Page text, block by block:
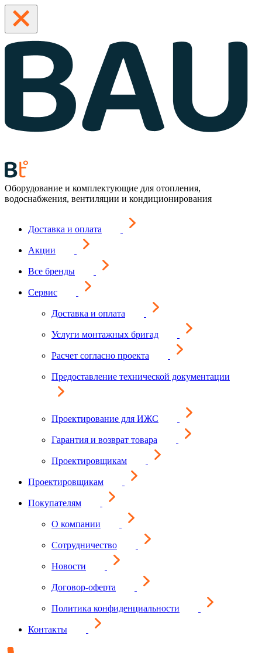
Оборудование и комплектующие для отопления,
водоснабжения, вентиляции и кондиционирования
Доставка и оплата
Акции
Все бренды
Сервис
Доставка и оплата
Услуги монтажных бригад
Расчет согласно проекта
Предоставление технической документации
Проектирование для ИЖС
Гарантия и возврат товара
Проектировщикам
Проектировщикам
Покупателям
О компании
Сотрудничество
Новости
Договор-оферта
Политика конфиденциальности
Контакты